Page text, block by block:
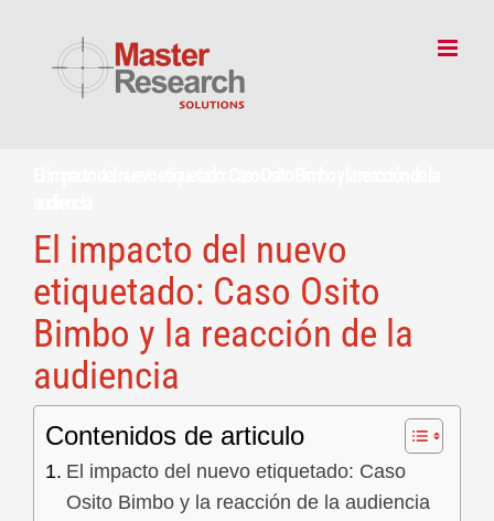
content
El impacto del nuevo
etiquetado: Caso Osito
Bimbo y la reacción de la
audiencia
Contenidos de articulo
El impacto del nuevo etiquetado: Caso
Osito Bimbo y la reacción de la audiencia